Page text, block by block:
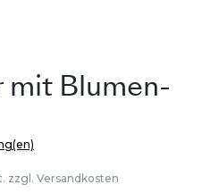
Blumen-
zzgl. Versandkosten